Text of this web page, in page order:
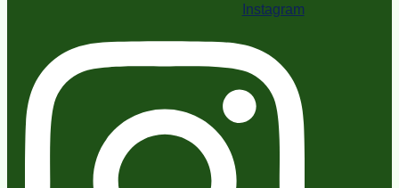
Instagram